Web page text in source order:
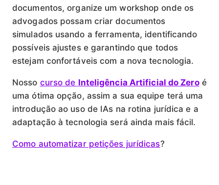
documentos, organize um workshop onde os
advogados possam criar documentos
simulados usando a ferramenta, identificando
possíveis ajustes e garantindo que todos
estejam confortáveis com a nova tecnologia.
Nosso curso de Inteligência Artificial do Zeroé
uma ótima opção, assim a sua equipe terá uma
introdução ao uso de IAs na rotina jurídica e a
adaptação à tecnologia será ainda mais fácil.
Como automatizar petições jurídicas?